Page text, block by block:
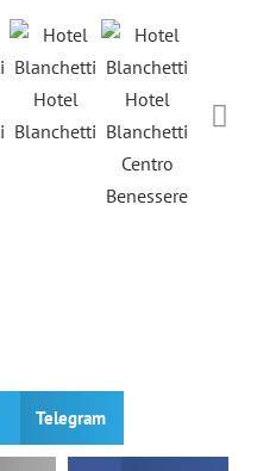
Hotel
Blanchetti
Hotel
Blanchetti
Centro
Benessere
Hotel
Telegram